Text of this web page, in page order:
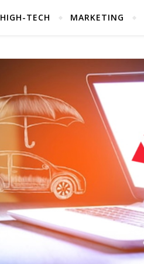
HIGH-TECH MARKETING